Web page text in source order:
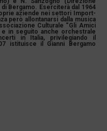
Bergamo. Eserciterà dal 1964
aziende nei settori Import-
però allontanarsi dalla musica
Culturale “Gli Amici
in seguito anche orchestrale
in Italia, privilegiando il
istituisce il Gianni Bergamo